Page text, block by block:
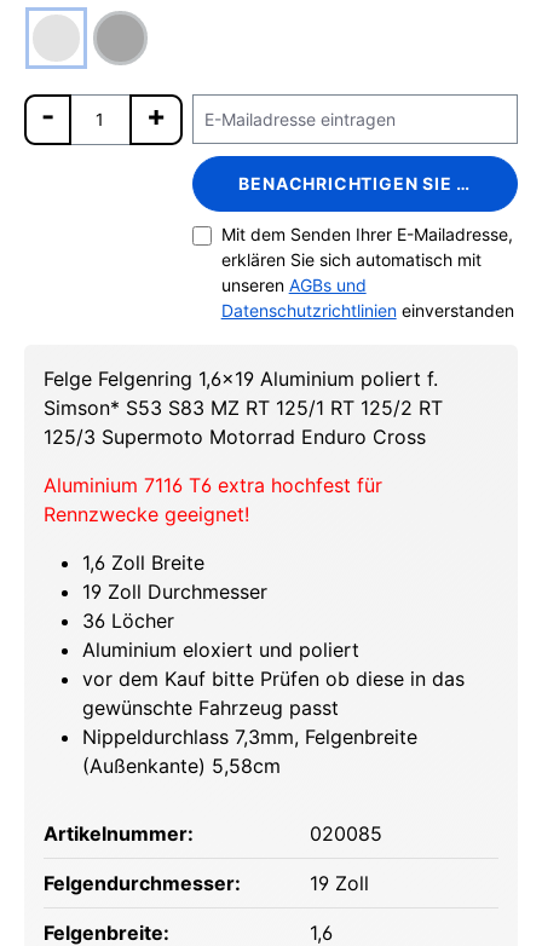
BENACHRICHTIGEN SIE MICH
Mit dem Senden Ihrer E-Mailadresse,
erklären Sie sich automatisch mit
unseren AGBs und
Datenschutzrichtlinieneinverstanden
Felge Felgenring 1,6x19 Aluminium poliert f.
Simson* S53 S83 MZ RT 125/1 RT 125/2 RT
125/3 Supermoto Motorrad Enduro Cross
Aluminium 7116 T6 extra hochfest für
Rennzwecke geeignet!
1,6 Zoll Breite
19 Zoll Durchmesser
36 Löcher
Aluminium eloxiert und poliert
vor dem Kauf bitte Prüfen ob diese in das
gewünschte Fahrzeug passt
Nippeldurchlass 7,3mm, Felgenbreite
(Außenkante) 5,58cm
Artikelnummer: 020085
Felgendurchmesser: 19 Zoll
Felgenbreite: 1,6